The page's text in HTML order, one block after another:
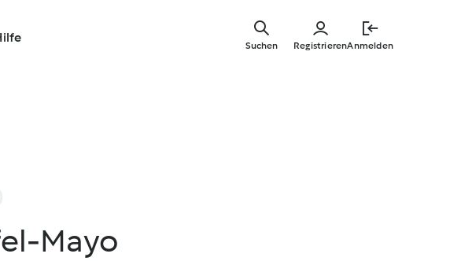
springen
RegistrierenAnmelden
Suchen
Mayo